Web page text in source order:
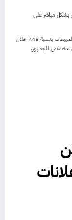
بشكل مباشر على
على سبيل المثال، نجحت إحدى الحملات التسويقية في زيادة المبيعات بنسبة 48٪ خلال
مخصص للجمهور.